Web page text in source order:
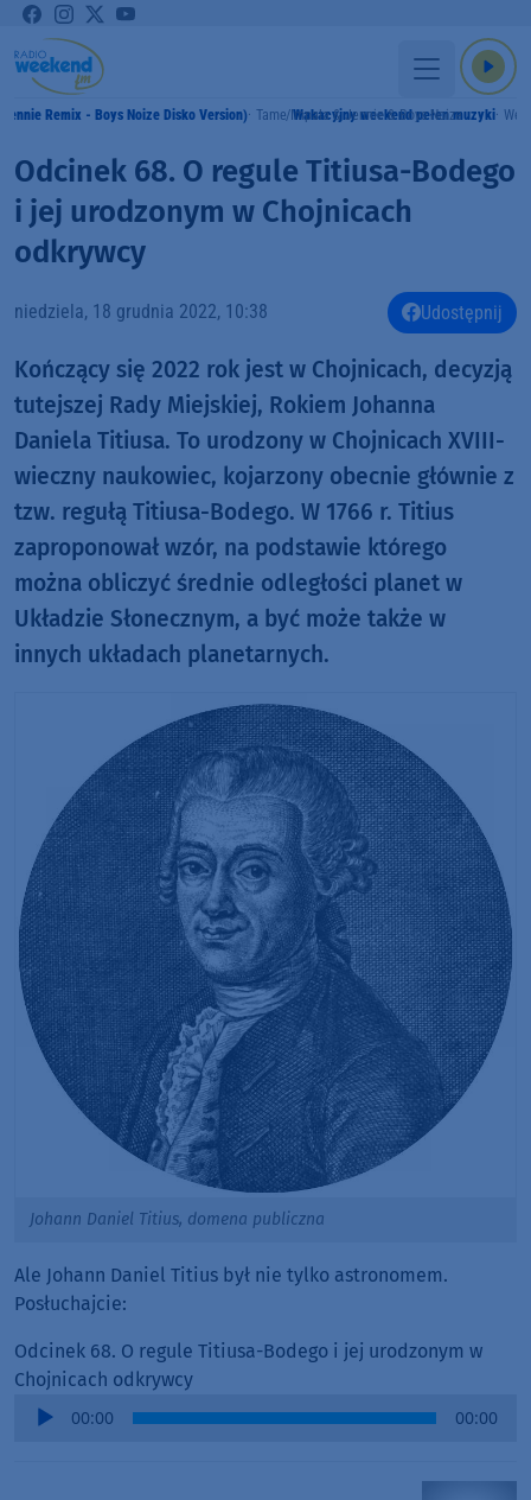
Remix - Boys Noize Disko Version) Tame Impala & Jennie & Boys Noize
Wakacyjny weekend pełen muzyki
Odcinek 68. O regule Titiusa-Bodego
i jej urodzonym w Chojnicach
odkrywcy
niedziela, 18 grudnia 2022, 10:38 Udostępnij
Kończący się 2022 rok jest w Chojnicach, decyzją
tutejszej Rady Miejskiej, Rokiem Johanna
Daniela Titiusa. To urodzony w Chojnicach XVIII-
wieczny naukowiec, kojarzony obecnie głównie z
tzw. regułą Titiusa-Bodego. W 1766 r. Titius
zaproponował wzór, na podstawie którego
można obliczyć średnie odległości planet w
Układzie Słonecznym, a być może także w
innych układach planetarnych.
Johann Daniel Titius, domena publiczna
Ale Johann Daniel Titius był nie tylko astronomem.
Posłuchajcie:
Odcinek 68. O regule Titiusa-Bodego i jej urodzonym w
Chojnicach odkrywcy
Audio
00:00 00:00